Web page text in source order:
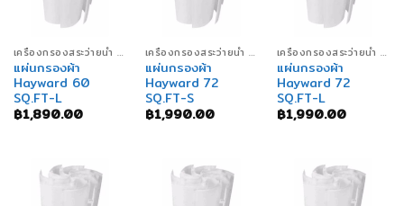
เครื่องกรองสระว่ายน้ำ SWIMMING POOL FILTERS
แผ่นกรองผ้า
Hayward 60
SQ.FT-L
฿1,890.00
เครื่องกรองสระว่ายน้ำ SWIMMING POOL FILTERS
แผ่นกรองผ้า
Hayward 72
SQ.FT-S
฿1,990.00
เครื่องกรองสระว่ายน้ำ SWIMMING POOL FILTERS
แผ่นกรองผ้า
Hayward 72
SQ.FT-L
฿1,990.00